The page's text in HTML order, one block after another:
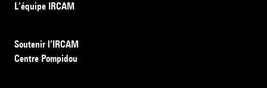
L’équipe IRCAM
Soutenir l’IRCAM
Centre Pompidou